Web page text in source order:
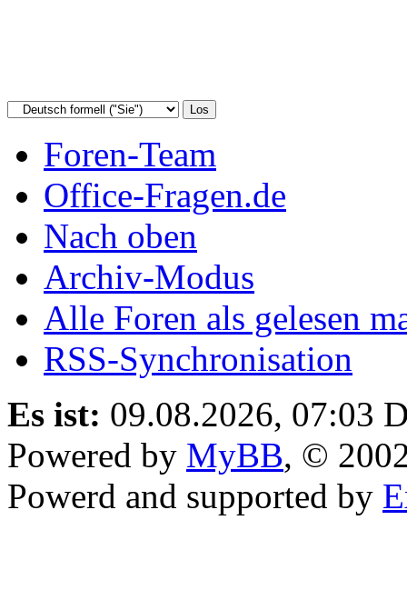
Foren-Team
Office-Fragen.de
Nach oben
Archiv-Modus
Alle Foren als gelesen
RSS-Synchronisation
Es ist: 09.08.2026, 07:03
Powered by MyBB, ©
Powerd and supported by